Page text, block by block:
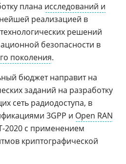
плана исследований и
реализацией в
решений
безопасности в
поколения.
бюджет направит на
заданий на разработку
сеть радиодоступа, в
3GPP и Open RAN
2020 с применением
криптографической